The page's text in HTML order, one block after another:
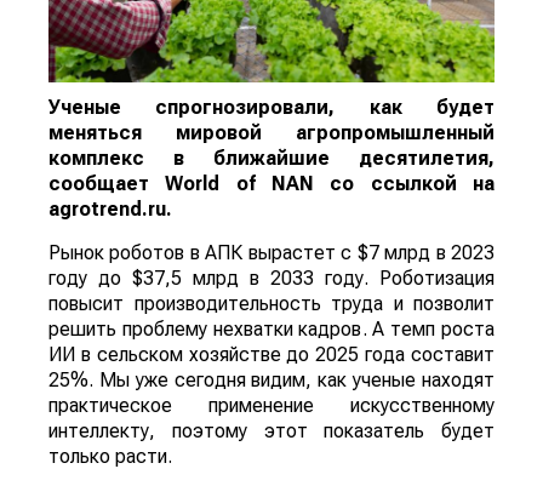
Ученые спрогнозировали, как будет
меняться мировой агропромышленный
комплекс в ближайшие десятилетия,
сообщаетWorld of NAN
со ссылкой на
agrotrend.ru.
Рынок роботов в АПК вырастет с $7 млрд в 2023
году до $37,5 млрд в 2033 году. Роботизация
повысит производительность труда и позволит
решить проблему нехватки кадров. А темп роста
ИИ в сельском хозяйстве до 2025 года составит
25%. Мы уже сегодня видим, как ученые находят
практическое применение искусственному
интеллекту, поэтому этот показатель будет
только расти.